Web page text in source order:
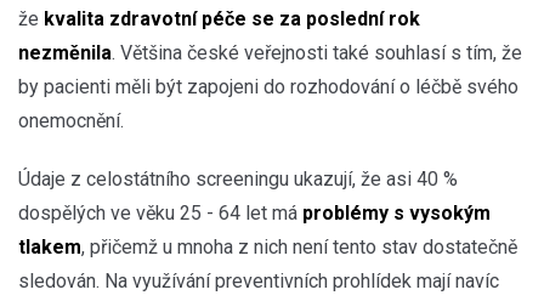
že kvalita zdravotní péče se za poslední rok
nezměnila. Většina české veřejnosti také souhlasí s tím, že
by pacienti měli být zapojeni do rozhodování o léčbě svého
onemocnění.
Údaje z celostátního screeningu ukazují, že asi 40 %
dospělých ve věku 25 - 64 let má problémy s vysokým
tlakem, přičemž u mnoha z nich není tento stav dostatečně
sledován. Na využívání preventivních prohlídek mají navíc